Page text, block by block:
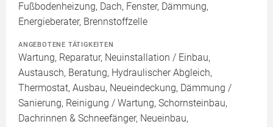
Fußbodenheizung, Dach, Fenster, Dämmung,
Energieberater, Brennstoffzelle
ANGEBOTENE TÄTIGKEITEN
Wartung, Reparatur, Neuinstallation / Einbau,
Austausch, Beratung, Hydraulischer Abgleich,
Thermostat, Ausbau, Neueindeckung, Dämmung /
Sanierung, Reinigung / Wartung, Schornsteinbau,
Dachrinnen & Schneefänger, Neueinbau,